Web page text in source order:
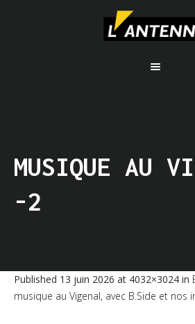
MUSIQUE AU
-2
Published 13 juin 2026 at 4032×3024 in
musique au Vigenal, avec B.Side et nos